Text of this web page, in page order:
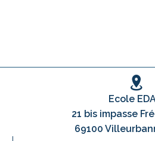
Ecole
21 bis impasse
69100